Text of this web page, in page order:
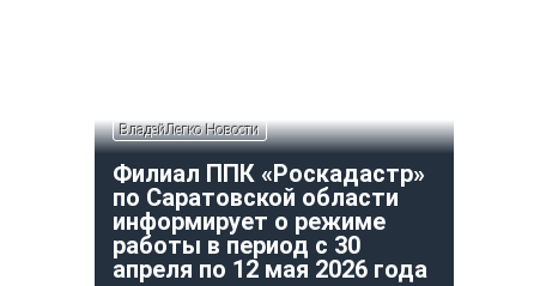
ВладейЛегко Новости
Филиал ППК «Роскадастр»
по Саратовской области
информирует о режиме
работы в период с 30
апреля по 12 мая 2026 года